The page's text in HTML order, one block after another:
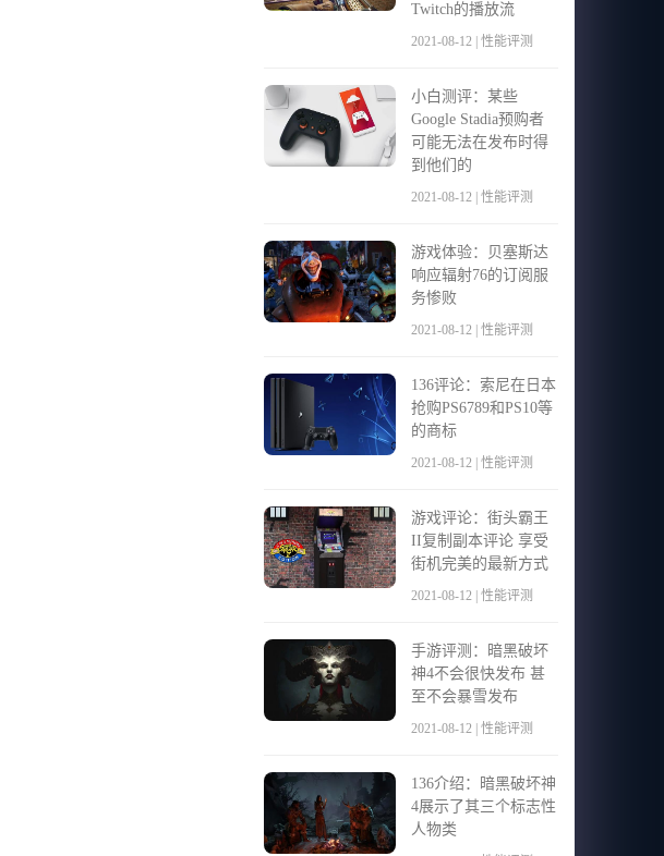
Twitch的播放流
2021-08-12 | 性能评测
小白测评：某些
Google Stadia预购者
可能无法在发布时得
到他们的
2021-08-12 | 性能评测
游戏体验：贝塞斯达
响应辐射76的订阅服
务惨败
2021-08-12 | 性能评测
136评论：索尼在日本
抢购PS6789和PS10等
的商标
2021-08-12 | 性能评测
游戏评论：街头霸王
II复制副本评论 享受
街机完美的最新方式
2021-08-12 | 性能评测
手游评测：暗黑破坏
神4不会很快发布 甚
至不会暴雪发布
2021-08-12 | 性能评测
136介绍：暗黑破坏神
4展示了其三个标志性
人物类